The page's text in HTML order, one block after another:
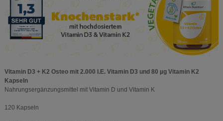
Vitamin D3 + K2 Osteo mit 2.000 I.E. Vitamin D3 und 80 µg Vitamin K2
Kapseln
Nahrungsergänzungsmittel mit Vitamin D und Vitamin K
120 Kapseln